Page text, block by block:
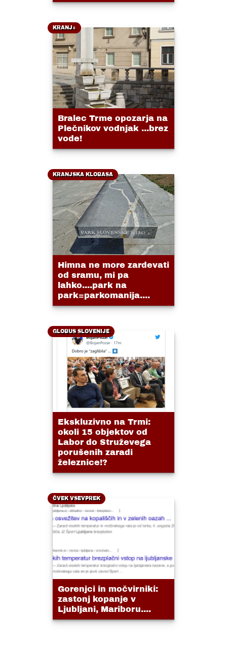
KRANJ+
Bralec Trme opozarja na
Plečnikov vodnjak ...brez
vode!
KRANJSKA KLOBASA
Himna ne more zardevati
od sramu, mi pa
lahko....park na
park=parkomanija....
GLOBUS SLOVENIJE
Ekskluzivno na Trmi:
okoli 15 objektov od
Labor do Struževega
porušenih zaradi
železnice!?
ČVEK VSEVPREK
Gorenjci in močvirniki:
zastonj kopanje v
Ljubljani, Mariboru....